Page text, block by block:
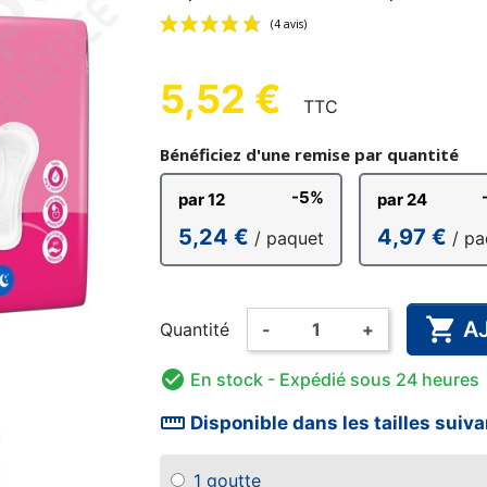
HOMME
&
DÉSINFECTION MAINS ET
ENFANT
ENFANT
ENFANT
5,52 € TTC
Bénéficiez d'une remise par quantité
par 12 -5%
5,24 € / paquet
par 24
4,97 € /
Quantité - + 
 En stock - Expédié sous 24 heures
straighten Disponible dans les tailles
1 goutte